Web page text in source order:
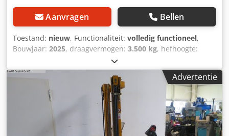
Aanvragen Bellen
Toestand: nieuw, Functionaliteit: volledig functioneel,
Bouwjaar: 2025, draagvermogen: 3.500 kg, hefhoogte:
diesel
vorklengte:1.220 mm, totale hoogte:2.580 mm, totale
4.320 mm , totale breedte:
, Uitrusting:
, Ruw terrein 4 × 4 vorkheftruck met Yanmar-
motor.3.5T Gunter Grossmann 3,5 ton diesel vorkheftruck
voor ruw terrein, 4x4, Beschrijving Laadvermogen 3500kg
Japanse motor Yanmar 4TNE98 (EUIII), met automaat, met
Advertentie